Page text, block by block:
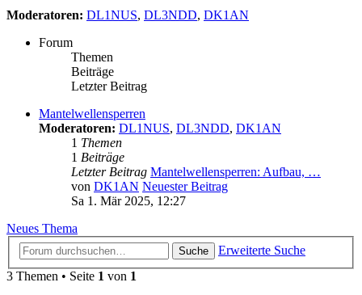
Moderatoren: DL1NUS, DL3NDD, DK1AN
Forum
Themen
Beiträge
Letzter Beitrag
Mantelwellensperren
Moderatoren: DL1NUS, DL3NDD, DK1AN
1 Themen
1 Beiträge
Letzter Beitrag Mantelwellensperren: Aufbau, …
von DK1AN Neuester Beitrag
Sa 1. Mär 2025, 12:27
Neues Thema
Suche
Erweiterte Suche
3 Themen • Seite 1 von 1